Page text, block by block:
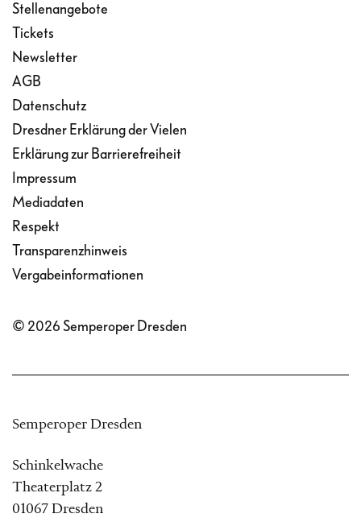
Stellenangebote
Tickets
Newsletter
AGB
Datenschutz
Dresdner Erklärung der Vielen
Erklärung zur Barrierefreiheit
Impressum
Mediadaten
Respekt
Transparenzhinweis
Vergabeinformationen
© 2026 Semperoper Dresden
Semperoper Dresden
Schinkelwache
Theaterplatz 2
01067 Dresden